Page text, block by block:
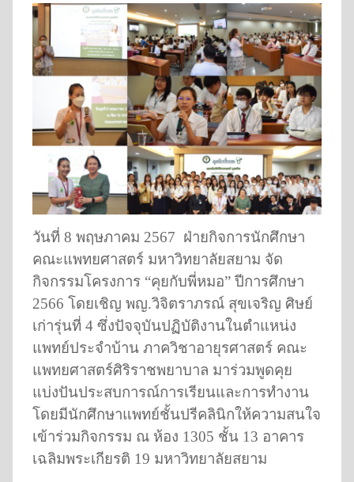
วันที่ 8 พฤษภาคม 2567 ฝ่ายกิจการนักศึกษา
คณะแพทยศาสตร์ มหาวิทยาลัยสยาม จัด
กิจกรรมโครงการ “คุยกับพี่หมอ” ปีการศึกษา
2566 โดยเชิญ พญ.วิจิตราภรณ์ สุขเจริญ ศิษย์
เก่ารุ่นที่ 4 ซึ่งปัจจุบันปฏิบัติงานในตำแหน่ง
แพทย์ประจำบ้าน ภาควิชาอายุรศาสตร์ คณะ
แพทยศาสตร์ศิริราชพยาบาล มาร่วมพูดคุย
แบ่งปันประสบการณ์การเรียนและการทำงาน
โดยมีนักศึกษาแพทย์ชั้นปรีคลินิกให้ความสนใจ
เข้าร่วมกิจกรรม ณ ห้อง 1305 ชั้น 13 อาคาร
เฉลิมพระเกียรติ 19 มหาวิทยาลัยสยาม